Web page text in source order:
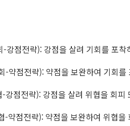
-강점전략): 강점을 살려 기회를 포
-약점전략): 약점을 보완하여 기회
강점전략): 강점을 살려 위협을 회
-약점전략): 약점을 보완하여 위협